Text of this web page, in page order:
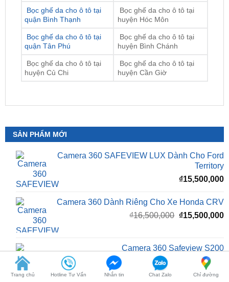
Bọc ghế da cho ô tô tại
quận Tân Phú
Bọc ghế da cho ô tô tại
huyện Bình Chánh
Bọc ghế da cho ô tô tại
huyện Củ Chi
Bọc ghế da cho ô tô tại
huyện Cần Giờ
SẢN PHẨM MỚI
Camera 360 SAFEVIEW LUX Dành Cho Ford
₫15,500,000
Camera 360 Dành Riêng Cho Xe Honda CRV
gốc
₫16,500,000.
Camera 360 Safeview S200
Camera 360 Safeview S300
Trang chủ Hotline Tư Vấn Nhắn tin Chat Zalo Chỉ đường